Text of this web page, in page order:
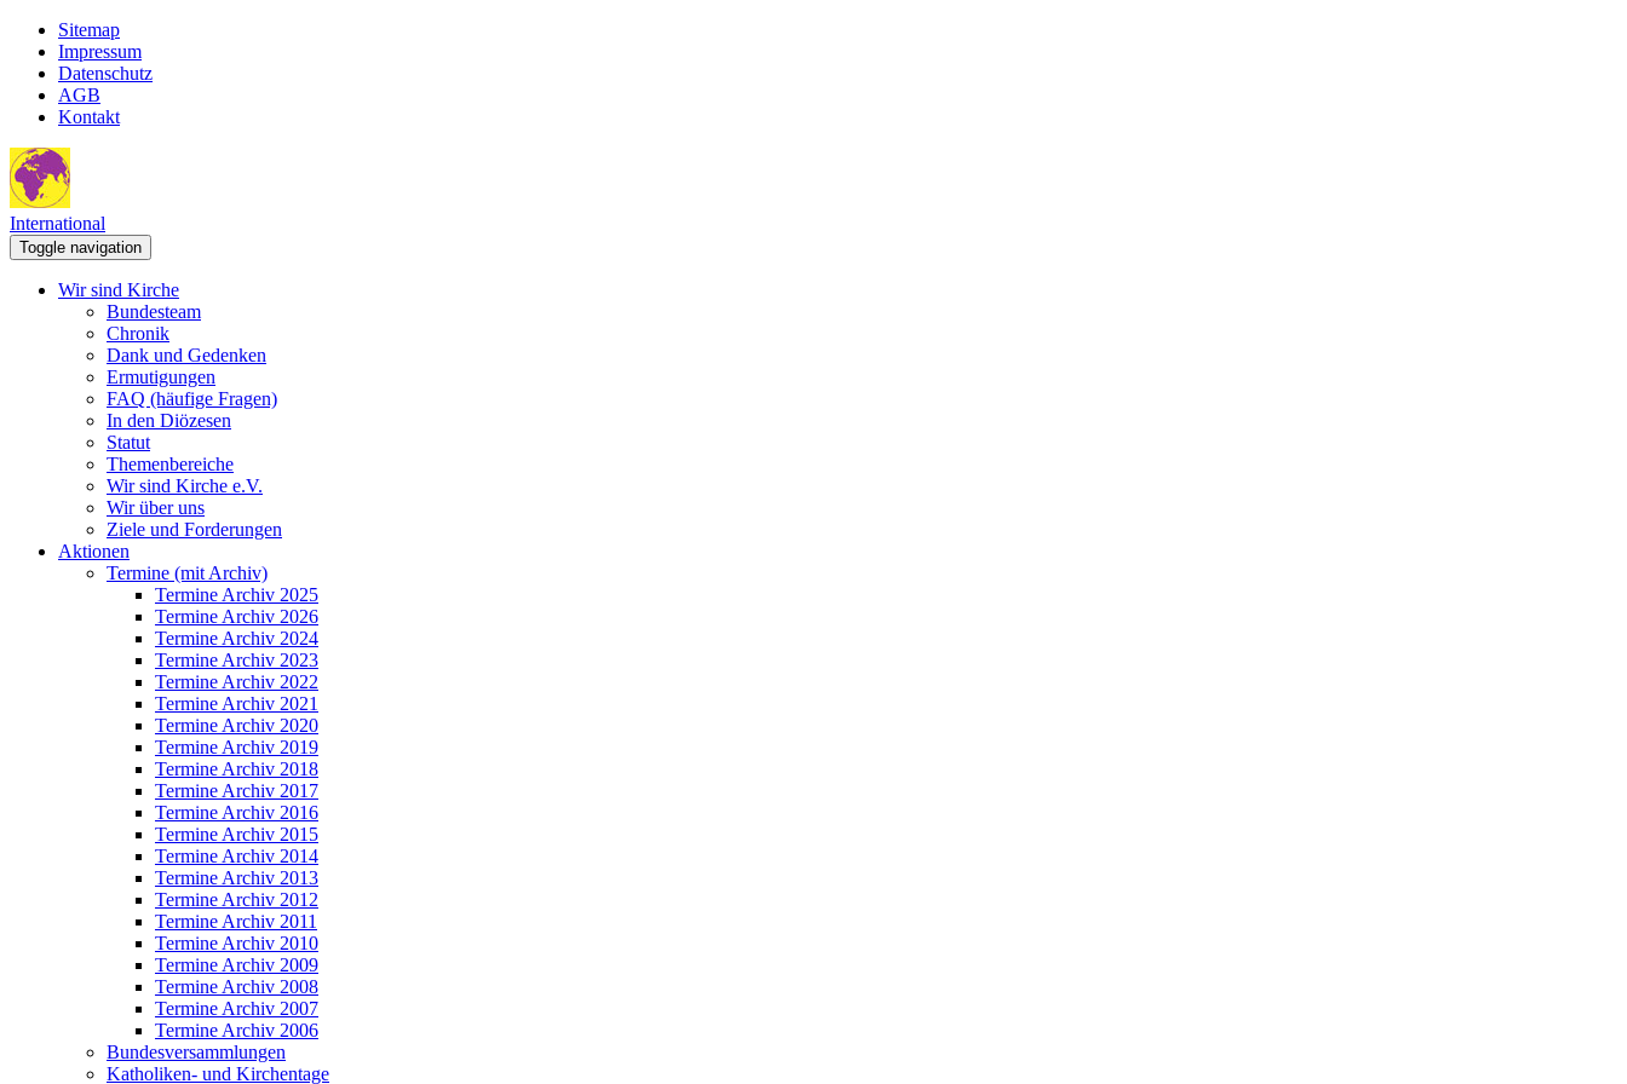
Sitemap
Impressum
Datenschutz
AGB
Kontakt
International
Toggle navigation
Wir sind Kirche
Bundesteam
Chronik
Dank und Gedenken
Ermutigungen
FAQ (häufige Fragen)
In den Diözesen
Statut
Themenbereiche
Wir sind Kirche e.V.
Wir über uns
Ziele und Forderungen
Aktionen
Termine (mit Archiv)
Termine Archiv 2025
Termine Archiv 2026
Termine Archiv 2024
Termine Archiv 2023
Termine Archiv 2022
Termine Archiv 2021
Termine Archiv 2020
Termine Archiv 2019
Termine Archiv 2018
Termine Archiv 2017
Termine Archiv 2016
Termine Archiv 2015
Termine Archiv 2014
Termine Archiv 2013
Termine Archiv 2012
Termine Archiv 2011
Termine Archiv 2010
Termine Archiv 2009
Termine Archiv 2008
Termine Archiv 2007
Termine Archiv 2006
Bundesversammlungen
Katholiken- und Kirchentage